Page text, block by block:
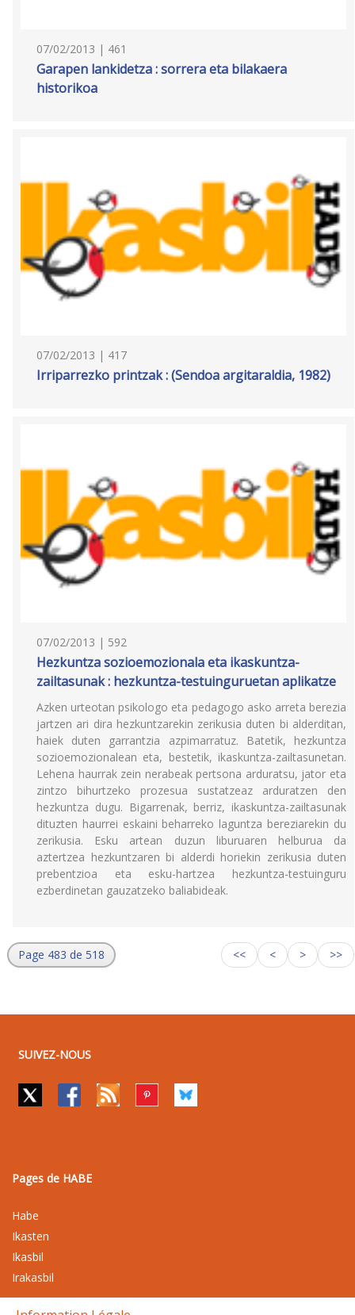
07/02/2013 | 461
Garapen lankidetza : sorrera eta bilakaera
historikoa
07/02/2013 | 417
Irriparrezko printzak : (Sendoa argitaraldia, 1982)
07/02/2013 | 592
Hezkuntza sozioemozionala eta ikaskuntza-
zailtasunak : hezkuntza-testuinguruetan aplikatze
Azken urteotan psikologo eta pedagogo asko arreta berezia
jartzen ari dira hezkuntzarekin zerikusia duten bi alderditan,
haiek duten garrantzia azpimarratuz. Batetik, hezkuntza
sozioemozionalean eta, bestetik, ikaskuntza-zailtasunetan.
Lehena haurrak zein nerabeak pertsona arduratsu, jator eta
zintzo bihurtzeko prozesua sustatzeaz arduratzen den
hezkuntza dugu. Bigarrenak, berriz, ikaskuntza-zailtasunak
dituzten haurrei eskaini beharreko laguntza bereziarekin du
zerikusia. Esku artean duzun liburuaren helburua da
aztertzea hezkuntzaren bi alderdi horiekin zerikusia duten
prebentzioa eta esku-hartzea hezkuntza-testuinguru
ezberdinetan gauzatzeko baliabideak.
Page 483 de 518 << < > >>
SUIVEZ-NOUS
Pages de HABE
Habe
Ikasten
Ikasbil
Irakasbil